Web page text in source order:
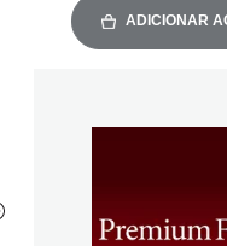
ADICIONAR